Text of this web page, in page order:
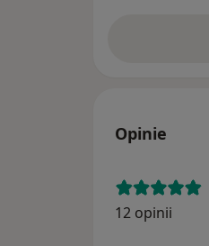
Opinie
12 opinii